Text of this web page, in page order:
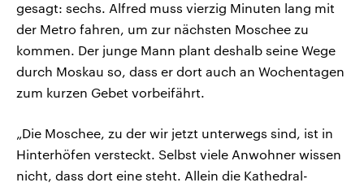
gesagt: sechs. Alfred muss vierzig Minuten lang mit
der Metro fahren, um zur nächsten Moschee zu
kommen. Der junge Mann plant deshalb seine Wege
durch Moskau so, dass er dort auch an Wochentagen
zum kurzen Gebet vorbeifährt.
„Die Moschee, zu der wir jetzt unterwegs sind, ist in
Hinterhöfen versteckt. Selbst viele Anwohner wissen
nicht, dass dort eine steht. Allein die Kathedral-